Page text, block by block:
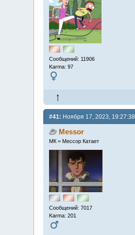
Сообщений: 11906
Karma: 97
#41: Ноября 17, 2023, 19:27:38
Messor
МК = Мессор Катает
Сообщений: 7017
Karma: 201